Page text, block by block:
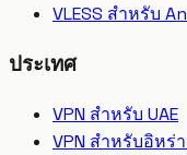
VLESS สำหรับ
ประเทศ
VPN สำหรับ UAE
VPN สำหรับอิหร่